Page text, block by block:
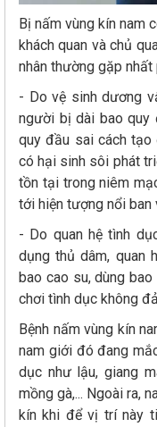
Bị nấm vùng kín nam
khách quan và chủ
nhân thường gặp nhất
- Do vệ sinh dương
người bị dài bao quy
quy đầu sai cách tạo
có hại sinh sôi phát
tồn tại trong niêm
tới hiện tượng nổi ban
- Do quan hệ tình
dụng thủ dâm, quan
bao cao su, dùng
chơi tình dục không
Bệnh nấm vùng kín
nam giới đó đang
dục như lậu, giang
mồng gà,... Ngoài ra,
kín khi để vị trí này